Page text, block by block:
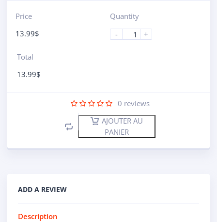
Price
13.99$
Quantity
-
+
Total
13.99$
0 reviews
AJOUTER AU
PANIER
ADD A REVIEW
Description